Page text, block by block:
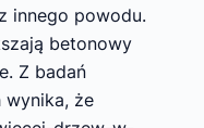
innego powodu.
betonowy
Z badań
wynika, że